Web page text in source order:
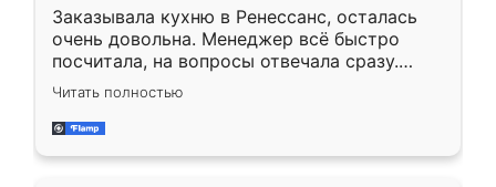
Заказывала кухню в Ренессанс, осталась
очень довольна. Менеджер всё быстро
посчитала, на вопросы отвечала сразу.
Замерщик приехал в субботу, подошёл к
делу со всей ответственностью. Собрали
за день, ребята работали аккуратно, даже
Читать полностью